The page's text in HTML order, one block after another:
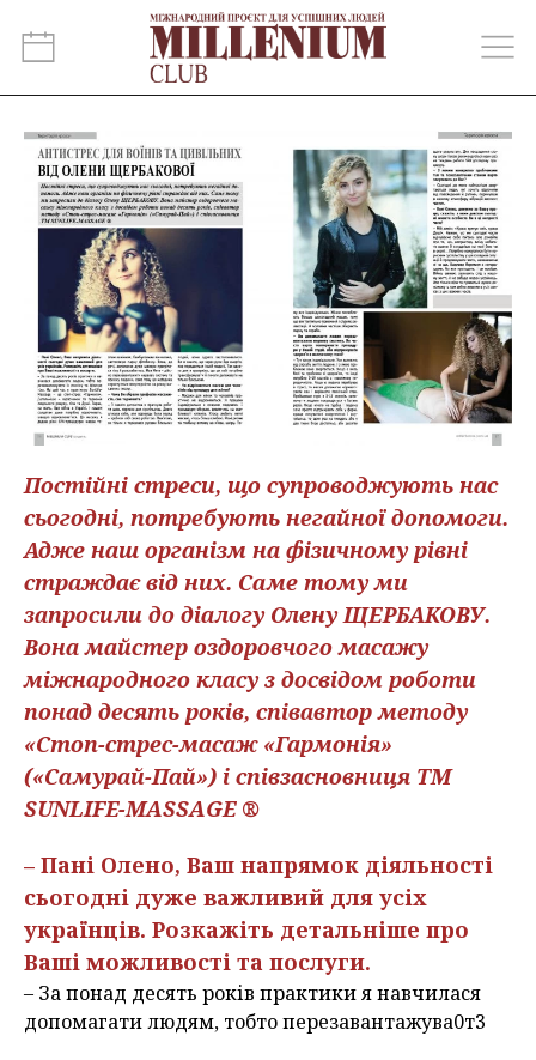
Постійні стреси, що супроводжують нас
сьогодні, потребують негайної допомоги.
Адже наш організм на фізичному рівні
страждає від них. Саме тому ми
запросили до діалогу Олену ЩЕРБАКОВУ.
Вона майстер оздоровчого масажу
міжнародного класу з досвідом роботи
понад десять років, співавтор методу
«Стоп-стрес-масаж «Гармонія»
(«Самурай-Пай») і співзасновниця ТМ
SUNLIFE-MASSAGE ®
– Пані Олено, Ваш напрямок діяльності
сьогодні дуже важливий для усіх
українців. Розкажіть детальніше про
Ваші можливості та послуги.
– За понад десять років практики я навчилася
допомагати людям, тобто перезавантажува0т3